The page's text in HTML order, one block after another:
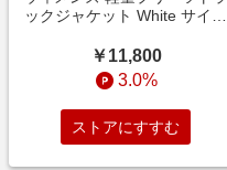
ックジャケット White サイズ
￥11,800
3.0%
ストアにすすむ